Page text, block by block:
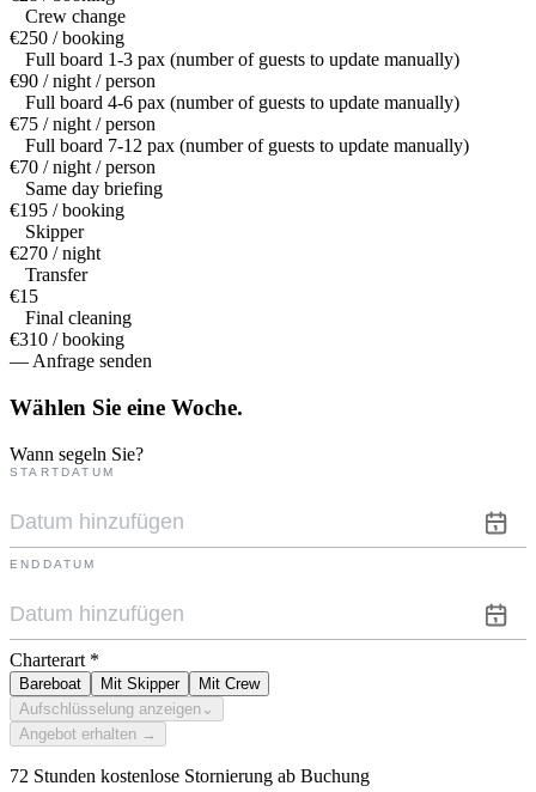
Crew change
€250 / booking
Full board 1-3 pax (number of guests to update manually)
€90 / night / person
Full board 4-6 pax (number of guests to update manually)
€75 / night / person
Full board 7-12 pax (number of guests to update manually)
€70 / night / person
Same day briefing
€195 / booking
Skipper
€270 / night
Transfer
€15
Final cleaning
€310 / booking
— Anfrage senden
Wählen Sie eine Woche.
Wann segeln Sie?
STARTDATUM
ENDDATUM
Charterart *
Bareboat Mit Skipper
Mit Crew
Aufschlüsselung anzeigen ⌄
Angebot erhalten →
72 Stunden kostenlose Stornierung ab Buchung